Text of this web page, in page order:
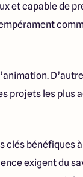
et capable de
projets les plus
clés bénéfiques
exigent du